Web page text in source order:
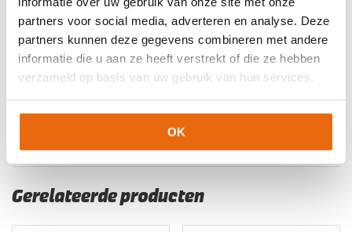
partners voor social media, adverteren en analyse. Deze
partners kunnen deze gegevens combineren met andere
informatie die u aan ze heeft verstrekt of die ze hebben
verzameld op basis van uw gebruik van hun services.
OK
4051309543107
Maat: 140
4051309413387
Maat: XXS
4051309413356
Maat: 152
4051309518792
Maat: 164
4051309413332
Maat: S
voor bedrukte artikelen.
Bedrukte artikelen kunnen wij helaas niet terugnemen.
Artikelnummer:100307813Categorieën:Junior Thermoshirts
Keeper onderkleding, Keeperskleding ,Kinderen,Senior
Onderkleding,Senior Thermokleding,Senior Thermoshirts,
Thermokleding,Uhlsport Keeperskleding
Gerelateerde producten